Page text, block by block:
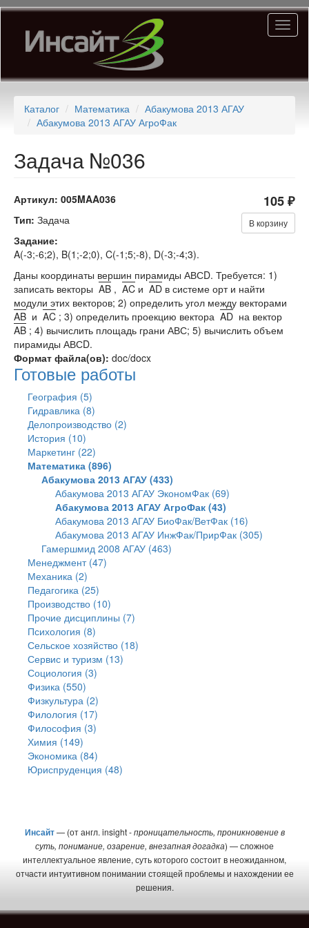
Перейти
основному
содержанию
Каталог Математика
Абакумова 2013 АГАУ
Абакумова 2013 АГАУ АгроФак
Задача №036
Артикул: 005MAA036 105 ₽
В корзину
Тип: Задача
Задание:
A(-3;-6;2), B(1;-2;0), C(-1;5;-8), D(-3;-4;3).
Даны координаты вершин пирамиды АВСD. Требуется: 1)
записать векторы AB , AC и AD в системе орт и найти
модули этих векторов; 2) определить угол между векторами
AB и AC ; 3) определить проекцию вектора AD на вектор
AB ; 4) вычислить площадь грани АВС; 5) вычислить объем
пирамиды АВСD.
Формат файла(ов): doc/docx
Готовые работы
География (5)
Гидравлика (8)
Делопроизводство (2)
История (10)
Маркетинг (22)
Математика (896)
Абакумова 2013 АГАУ (433)
Абакумова 2013 АГАУ ЭкономФак (69)
Абакумова 2013 АГАУ АгроФак (43)
Абакумова 2013 АГАУ БиоФак/ВетФак (16)
Абакумова 2013 АГАУ ИнжФак/ПрирФак (305)
Гамершмид 2008 АГАУ (463)
Менеджмент (47)
Механика (2)
Педагогика (25)
Производство (10)
Прочие дисциплины (7)
Психология (8)
Сельское хозяйство (18)
Сервис и туризм (13)
Социология (3)
Физика (550)
Физкультура (2)
Филология (17)
Философия (3)
Химия (149)
Экономика (84)
Юриспруденция (48)
Инсайт — (от англ. insight -проницательность, проникновение в
суть, понимание, озарение, внезапная догадка) — сложное
интеллектуальное явление, суть которого состоит в неожиданном,
отчасти интуитивном понимании стоящей проблемы и нахождении ее
решения.